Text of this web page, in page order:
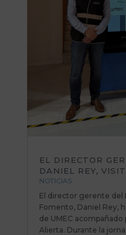
EL DIRECTOR
DANIEL REY,
NOTICIAS
El director gerente del
Fomento, Daniel Rey,
de UMEC
Alierta. Durante la